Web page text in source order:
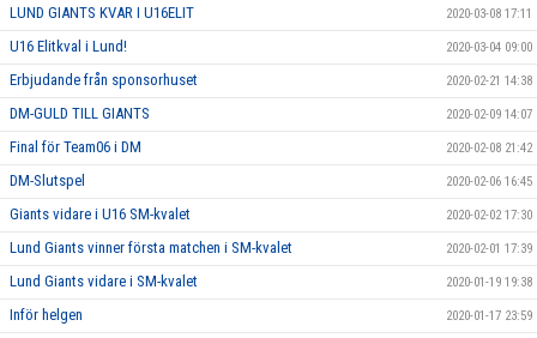
LUND GIANTS KVAR I U16ELIT 2020-03-08 17:11
U16 Elitkval i Lund! 2020-03-04 09:00
Erbjudande från sponsorhuset 2020-02-21 14:38
DM-GULD TILL GIANTS 2020-02-09 14:07
Final för Team06 i DM 2020-02-08 21:42
DM-Slutspel 2020-02-06 16:45
Giants vidare i U16 SM-kvalet 2020-02-02 17:30
Lund Giants vinner första matchen i SM-kvalet 2020-02-01 17:39
Lund Giants vidare i SM-kvalet 2020-01-19 19:38
Inför helgen 2020-01-17 23:59